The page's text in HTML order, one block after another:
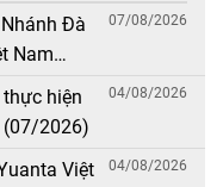
Đà
Nam
07/08/2026
hiện
(07/2026)
04/08/2026
Việt
04/08/2026